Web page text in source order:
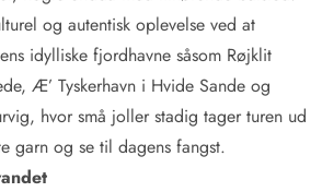
og autentisk oplevelse ved at
idylliske fjordhavne såsom Røjklit
Æ’ Tyskerhavn i Hvide Sande og
hvor små joller stadig tager turen ud
garn og se til dagens fangst.